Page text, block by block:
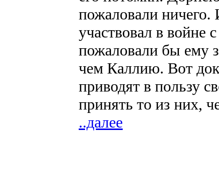
пожаловали
участвовал в войне
пожаловали бы ему
чем Каллию. Вот
приводят в пользу
принять то из них,
..далее